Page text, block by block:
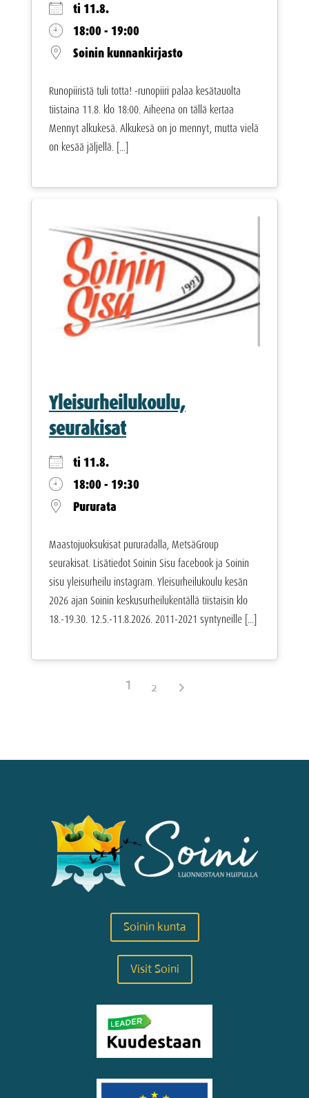
ti 11.8.
18:00 - 19:00
Soinin kunnankirjasto
Runopiiristä tuli totta! -runopiiri palaa kesätauolta
tiistaina 11.8. klo 18:00. Aiheena on tällä kertaa
Mennyt alkukesä. Alkukesä on jo mennyt, mutta vielä
on kesää jäljellä. [...]
Yleisurheilukoulu,
seurakisat
ti 11.8.
18:00 - 19:30
Pururata
Maastojuoksukisat pururadalla, MetsäGroup
seurakisat. Lisätiedot Soinin Sisu facebook ja Soinin
sisu yleisurheilu instagram. Yleisurheilukoulu kesän
2026 ajan Soinin keskusurheilukentällä tiistaisin klo
18.-19.30. 12.5.-11.8.2026. 2011-2021 syntyneille [...]
1 2
Soinin kunta
Visit Soini